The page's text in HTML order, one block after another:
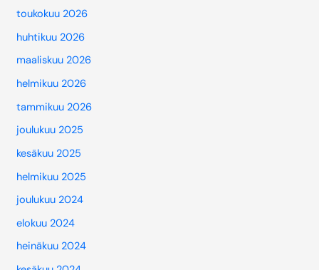
toukokuu 2026
huhtikuu 2026
maaliskuu 2026
helmikuu 2026
tammikuu 2026
joulukuu 2025
kesäkuu 2025
helmikuu 2025
joulukuu 2024
elokuu 2024
heinäkuu 2024